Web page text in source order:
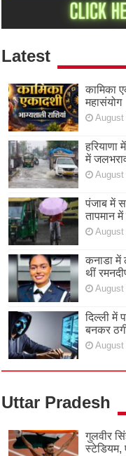
Latest
कामिका
महासंयोग
August
हरियाणा
में
August
पंजाब में
तापमान में
August
कनाडा में
थीं
August
दिल्ली में
बनकर
August
Uttar Pradesh
गुलवीर
स्टेडियम,